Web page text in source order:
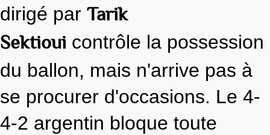
dirigé par Tarik
Sektioui contrôle la possession
du ballon, mais n'arrive pas à
se procurer d'occasions. Le 4-
4-2 argentin bloque toute